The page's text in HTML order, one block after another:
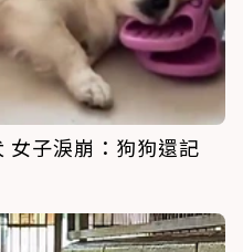
女子淚崩：狗狗還記